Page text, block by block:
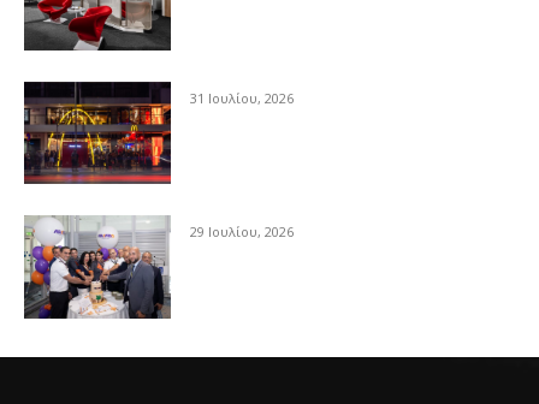
31 Ιουλίου, 2026
29 Ιουλίου, 2026